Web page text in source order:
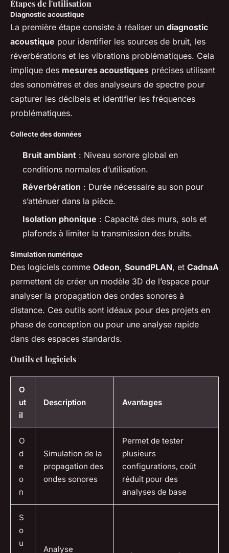
Étapes de l'utilisation
Diagnostic acoustique
La première étape consiste à réaliser un diagnostic
acoustique pour identifier les sources de bruit, les
réverbérations et les vibrations problématiques. Cela
implique des mesures acoustiques précises utilisant
des sonomètres et des analyseurs de spectre pour
capturer les décibels et identifier les fréquences
problématiques.
Collecte des données
Bruit ambiant : Niveau sonore global en
conditions normales d’utilisation.
Réverbération : Durée nécessaire au son pour
s’atténuer dans la pièce.
Isolation phonique : Capacité des murs, sols et
plafonds à limiter la transmission des bruits.
Simulation numérique
Des logiciels comme Odeon, SoundPLAN, et CadnaA
permettent de créer un modèle 3D de l’espace pour
analyser la propagation des ondes sonores à
distance. Ces outils sont idéaux pour des projets en
phase de conception ou pour une analyse rapide
dans des espaces standards.
Outils et logiciels
O
ut
il
Description Avantages
O
d
e
o
n
Simulation de la
propagation des
ondes sonores
Permet de tester
plusieurs
configurations, coût
réduit pour des
analyses de base
S
o
u
Analyse